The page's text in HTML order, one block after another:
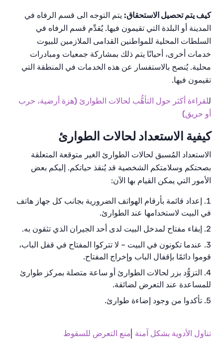
كيف يتم تحصيل الاستحقاق: يتم التوجه الى قسم الرفاه في
المدينة أو البلدة التي تقيمون فيها. يُقدِّم قسم الرفاه في
السلطات المحلية للمواطنين القدامى الملازمين للبيوت
خدمات أخرى، أحيانًا يتم ذلك بمشاركة جمعيات ومبادرات
محلية. يُنصح بالاستفسار عن هذه الخدمات في المنطقة التي
تقيمون فيها.
للقراءة أكثر حول التأهُّب لحالات الطوارئ (هزة أرضية، حرب
أو حريق)
كيفية الاستعداد لحالات الطوارئ
الاستعداد المُسبق لحالات الطوارئ الغير متوقعة المتعلقة
بصحتكم وسلامتكم الشخصية قد يُنقذ حياتكم. إليكم بعض
الأمور التي يمكن القيام بها الآن:
إعداد قائمة بأرقام الهواتف الضرورية بجانب كل جهاز هاتف
في البيت لاستخدامها عند الطوارئ.
إبقاء مفتاح لمدخل البيت لدى أحد الجيران الذي تثقون به.
عندما تكونون في البيت – لا تتركوا المفتاح في قفل الباب،
قوموا دائمًا بإقفال الباب وإخراج المفتاح.
التزوُّد بزر لحالات الطوارئ أو ساعة متصلة بمركز طوارئ
للمساعدة عند التعرض لضائقة.
تأكدوا من وجود إضاءة طوارئ.
تناول الأدوية بشكل آمنة منع التعرض للسقوط